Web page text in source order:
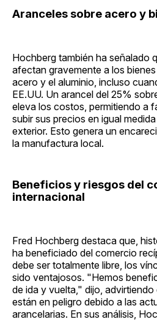
Aranceles sobre acero y
Hochberg también ha señalado
afectan gravemente a los
acero y el aluminio, incluso
EE.UU. Un arancel del 25%
eleva los costos, permitiendo a
subir sus precios en igual
exterior. Esto genera un
la manufactura local.
Beneficios y riesgos del
internacional
Fred Hochberg destaca que,
ha beneficiado del comercio
debe ser totalmente libre, los
sido ventajosos. "Hemos
de ida y vuelta," dijo,
están en peligro debido a las
arancelarias. En sus análisis,